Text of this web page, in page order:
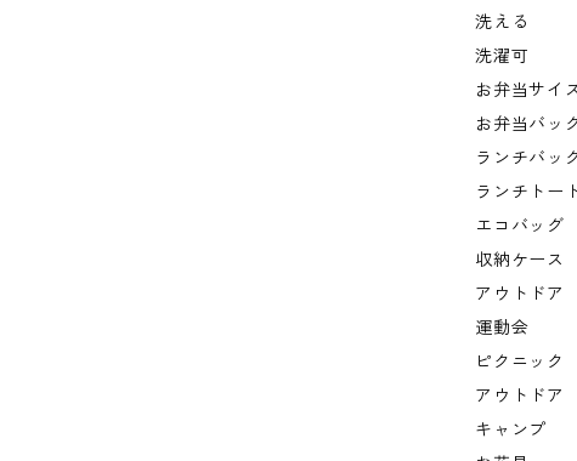
洗える
洗濯可
お弁当サイ
お弁当バッ
ランチバッ
ランチトー
エコバッグ
収納ケース
アウトドア
運動会
ピクニック
アウトドア
キャンプ